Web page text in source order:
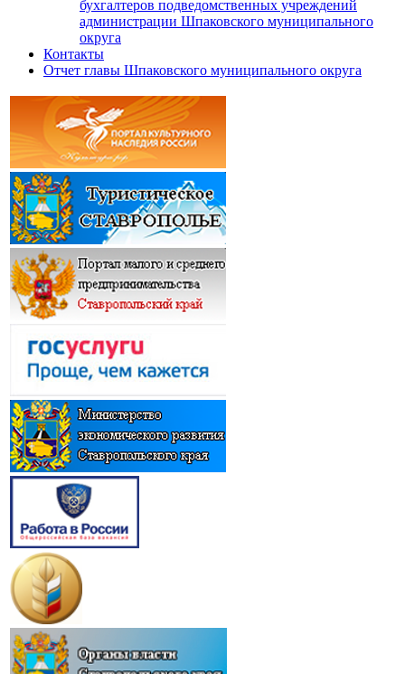
бухгалтеров подведомственных учреждений
администрации Шпаковского муниципального
округа
Контакты
Отчет главы Шпаковского муниципального округа